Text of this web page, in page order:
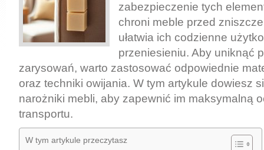
przeprowadzki,
by
uniknąć
uszkodzeń
i
ułatwić
codzienne
zabezpieczenie tych
chroni meble przed
ułatwia ich codzienne
przeniesieniu. Aby uniknąć
zarysowań, warto zastosować odpowiednie
oraz techniki owijania. W tym artykule dowiesz
narożniki mebli, aby zapewnić im maksymalną
transportu.
W tym artykule przeczytasz